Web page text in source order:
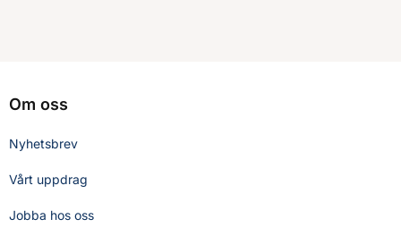
Om oss
Nyhetsbrev
Vårt uppdrag
Jobba hos oss